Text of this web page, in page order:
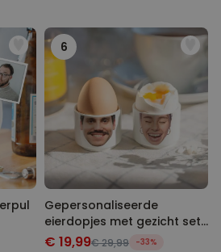
6
Gepersonaliseerde
eierdopjes met gezicht set
van twee
€ 19,99€ 29,99 -33%